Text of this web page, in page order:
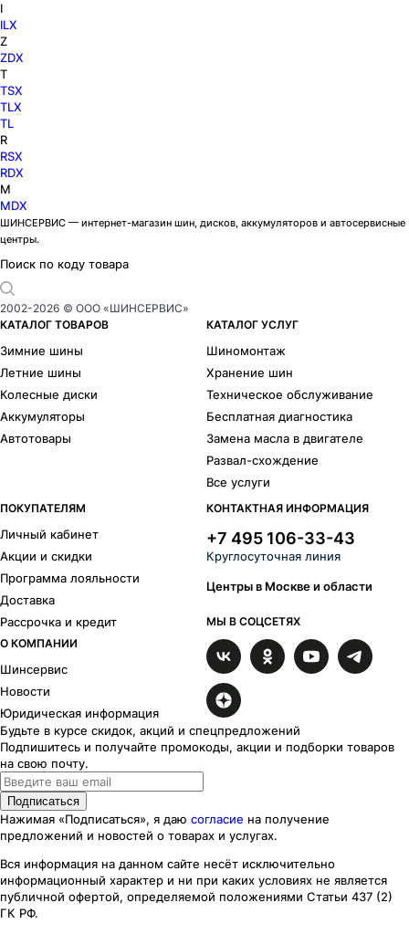
I
ILX
Z
ZDX
T
TSX
TLX
TL
R
RSX
RDX
M
MDX
ШИНСЕРВИС — интернет-магазин шин, дисков, аккумуляторов и автосервисные
центры.
Поиск по коду товара
2002-2026 © ООО «ШИНСЕРВИС»
КАТАЛОГ ТОВАРОВ
Зимние шины
Летние шины
Колесные диски
Аккумуляторы
Автотовары
КАТАЛОГ УСЛУГ
Шиномонтаж
Хранение шин
Техническое обслуживание
Бесплатная диагностика
Замена масла в двигателе
Развал-схождение
Все услуги
ПОКУПАТЕЛЯМ
Личный кабинет
Акции и скидки
Программа лояльности
Доставка
Рассрочка и кредит
О КОМПАНИИ
Шинсервис
Новости
Юридическая информация
КОНТАКТНАЯ ИНФОРМАЦИЯ
+7 495 106-33-43
Круглосуточная линия
Центры в Москве и области
МЫ В СОЦСЕТЯХ
Будьте в курсе скидок, акций и спецпредложений
Подпишитесь и получайте промокоды, акции и подборки товаров
на свою почту.
Подписаться
Нажимая «Подписаться», я даю согласие на получение
предложений и новостей о товарах и услугах.
Вся информация на данном сайте несёт исключительно
информационный характер и ни при каких условиях не является
публичной офертой, определяемой положениями Статьи 437 (2)
ГК РФ.